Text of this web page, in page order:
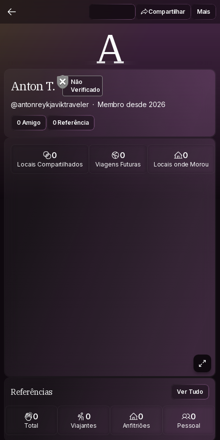
Compartilhar Mais
A
Anton T.
Não
Verificado
@antonreykjaviktraveler Membro desde 2026
0 Amigo 0 Referência
0
Locais Compartilhados
0
Viagens Futuras
0
Locais onde Morou
Referências Ver Tudo
0
Total
0
Viajantes
0
Anfitriões
0
Pessoal